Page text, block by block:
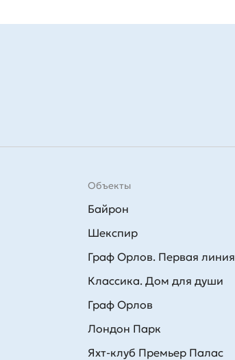
Объекты
Байрон
Шекспир
Граф Орлов. Первая линия
Классика. Дом для души
Граф Орлов
Лондон Парк
Яхт-клуб Премьер Палас